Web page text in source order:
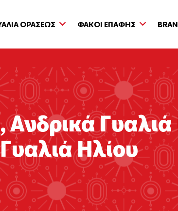
ΟΡΑΣΕΩΣ ΦΑΚΟΙ ΕΠΑΦΗΣ
,Ανδρικά
Γυαλιά Ηλίου